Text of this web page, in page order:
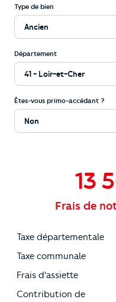
Type de bien
Département
Êtes-vous primo-accédant ?
13
Frais de
Taxe départementale
Taxe communale
Frais d'assiette
Contribution de